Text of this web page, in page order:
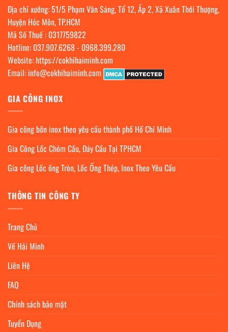
Địa chỉ xưởng: 51/5 Phạm Văn Sáng, Tổ 12, Ấp 2, Xã Xuân Thới Thượng,
Huyện Hóc Môn, TP.HCM
Mã Số Thuế : 0317759822
Hotline: 037.907.6268- 0968.399.280
Website: https://cokhihaiminh.com
Email: info@cokhihaiminh.com
GIA CÔNG INOX
Gia công bồn inox theo yêu cầu thành phố Hồ Chí Minh
Gia Công Lốc Chỏm Cầu, Đáy Cầu Tại TPHCM
Gia công Lốc ống Tròn, Lốc Ống Thép, Inox Theo Yêu Cầu
THÔNG TIN CÔNG TY
Trang Chủ
Về Hải Minh
Liên Hệ
FAQ
Chính sách bảo mật
Tuyển Dụng